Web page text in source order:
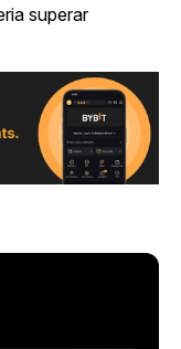
superar